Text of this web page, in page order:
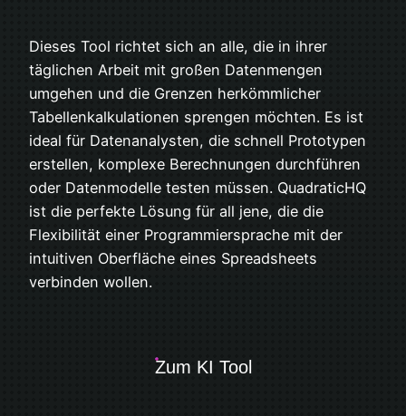
Dieses Tool richtet sich an alle, die in ihrer
täglichen Arbeit mit großen Datenmengen
umgehen und die Grenzen herkömmlicher
Tabellenkalkulationen sprengen möchten. Es ist
ideal für Datenanalysten, die schnell Prototypen
erstellen, komplexe Berechnungen durchführen
oder Datenmodelle testen müssen. QuadraticHQ
ist die perfekte Lösung für all jene, die die
Flexibilität einer Programmiersprache mit der
intuitiven Oberfläche eines Spreadsheets
verbinden wollen.
Zum KI Tool